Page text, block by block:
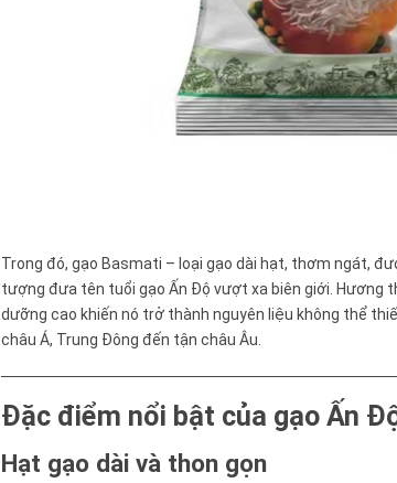
Trong đó, gạo Basmati – loại gạo dài hạt, thơm ngát,
tượng đưa tên tuổi gạo Ấn Độ vượt xa biên giới. Hương
dưỡng cao khiến nó trở thành nguyên liệu không thể
châu Á, Trung Đông đến tận châu Âu.
Đặc điểm nổi bật của gạo Ấn
Hạt gạo dài và thon gọn